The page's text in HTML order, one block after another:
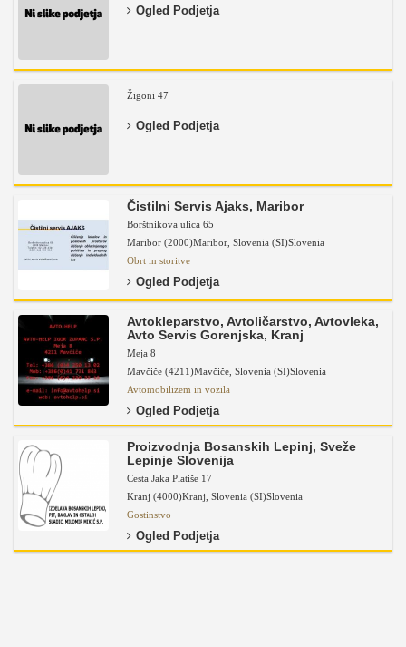
Ogled Podjetja
Žigoni 47
Ogled Podjetja
Čistilni Servis Ajaks, Maribor
Borštnikova ulica 65
Maribor (2000)Maribor Slovenia (SI)Slovenia
Obrt in storitve
Ogled Podjetja
Avtokleparstvo, Avtoličarstvo, Avtovleka,
Avto Servis Gorenjska, Kranj
Meja 8
Mavčiče (4211)Mavčiče Slovenia (SI)Slovenia
Avtomobilizem in vozila
Ogled Podjetja
Proizvodnja Bosanskih Lepinj, Sveže
Lepinje Slovenija
Cesta Jaka Platiše 17
Kranj (4000)Kranj Slovenia (SI)Slovenia
Gostinstvo
Ogled Podjetja